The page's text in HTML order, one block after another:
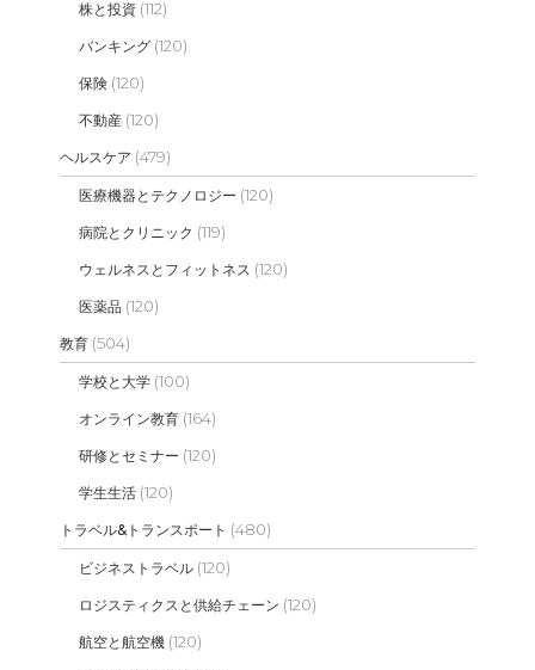
株と投資 (112)
バンキング (120)
保険 (120)
不動産 (120)
ヘルスケア (479)
医療機器とテクノロジー (120)
病院とクリニック (119)
ウェルネスとフィットネス (120)
医薬品 (120)
教育 (504)
学校と大学 (100)
オンライン教育 (164)
研修とセミナー (120)
学生生活 (120)
トラベル&トランスポート (480)
ビジネストラベル (120)
ロジスティクスと供給チェーン (120)
航空と航空機 (120)